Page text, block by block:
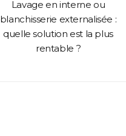
Lavage en interne ou
blanchisserie externalisée :
quelle solution est la plus
rentable ?